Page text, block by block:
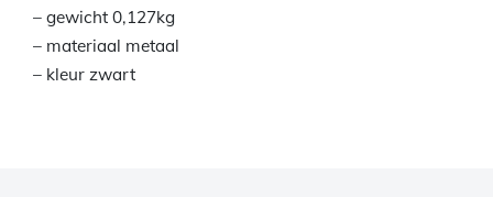
– gewicht 0,127kg
– materiaal metaal
– kleur zwart